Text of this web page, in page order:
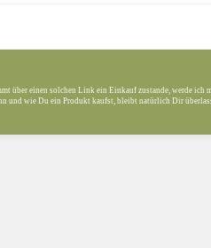
über einen solchen Link ein Einkauf zustande, werde ich
und wie Du ein Produkt kaufst, bleibt natürlich Dir